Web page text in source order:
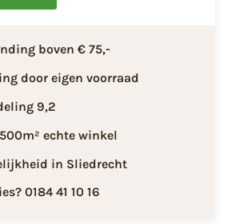
boven € 75,-
door eigen voorraad
9,2
echte winkel
in Sliedrecht
0184 41 10 16